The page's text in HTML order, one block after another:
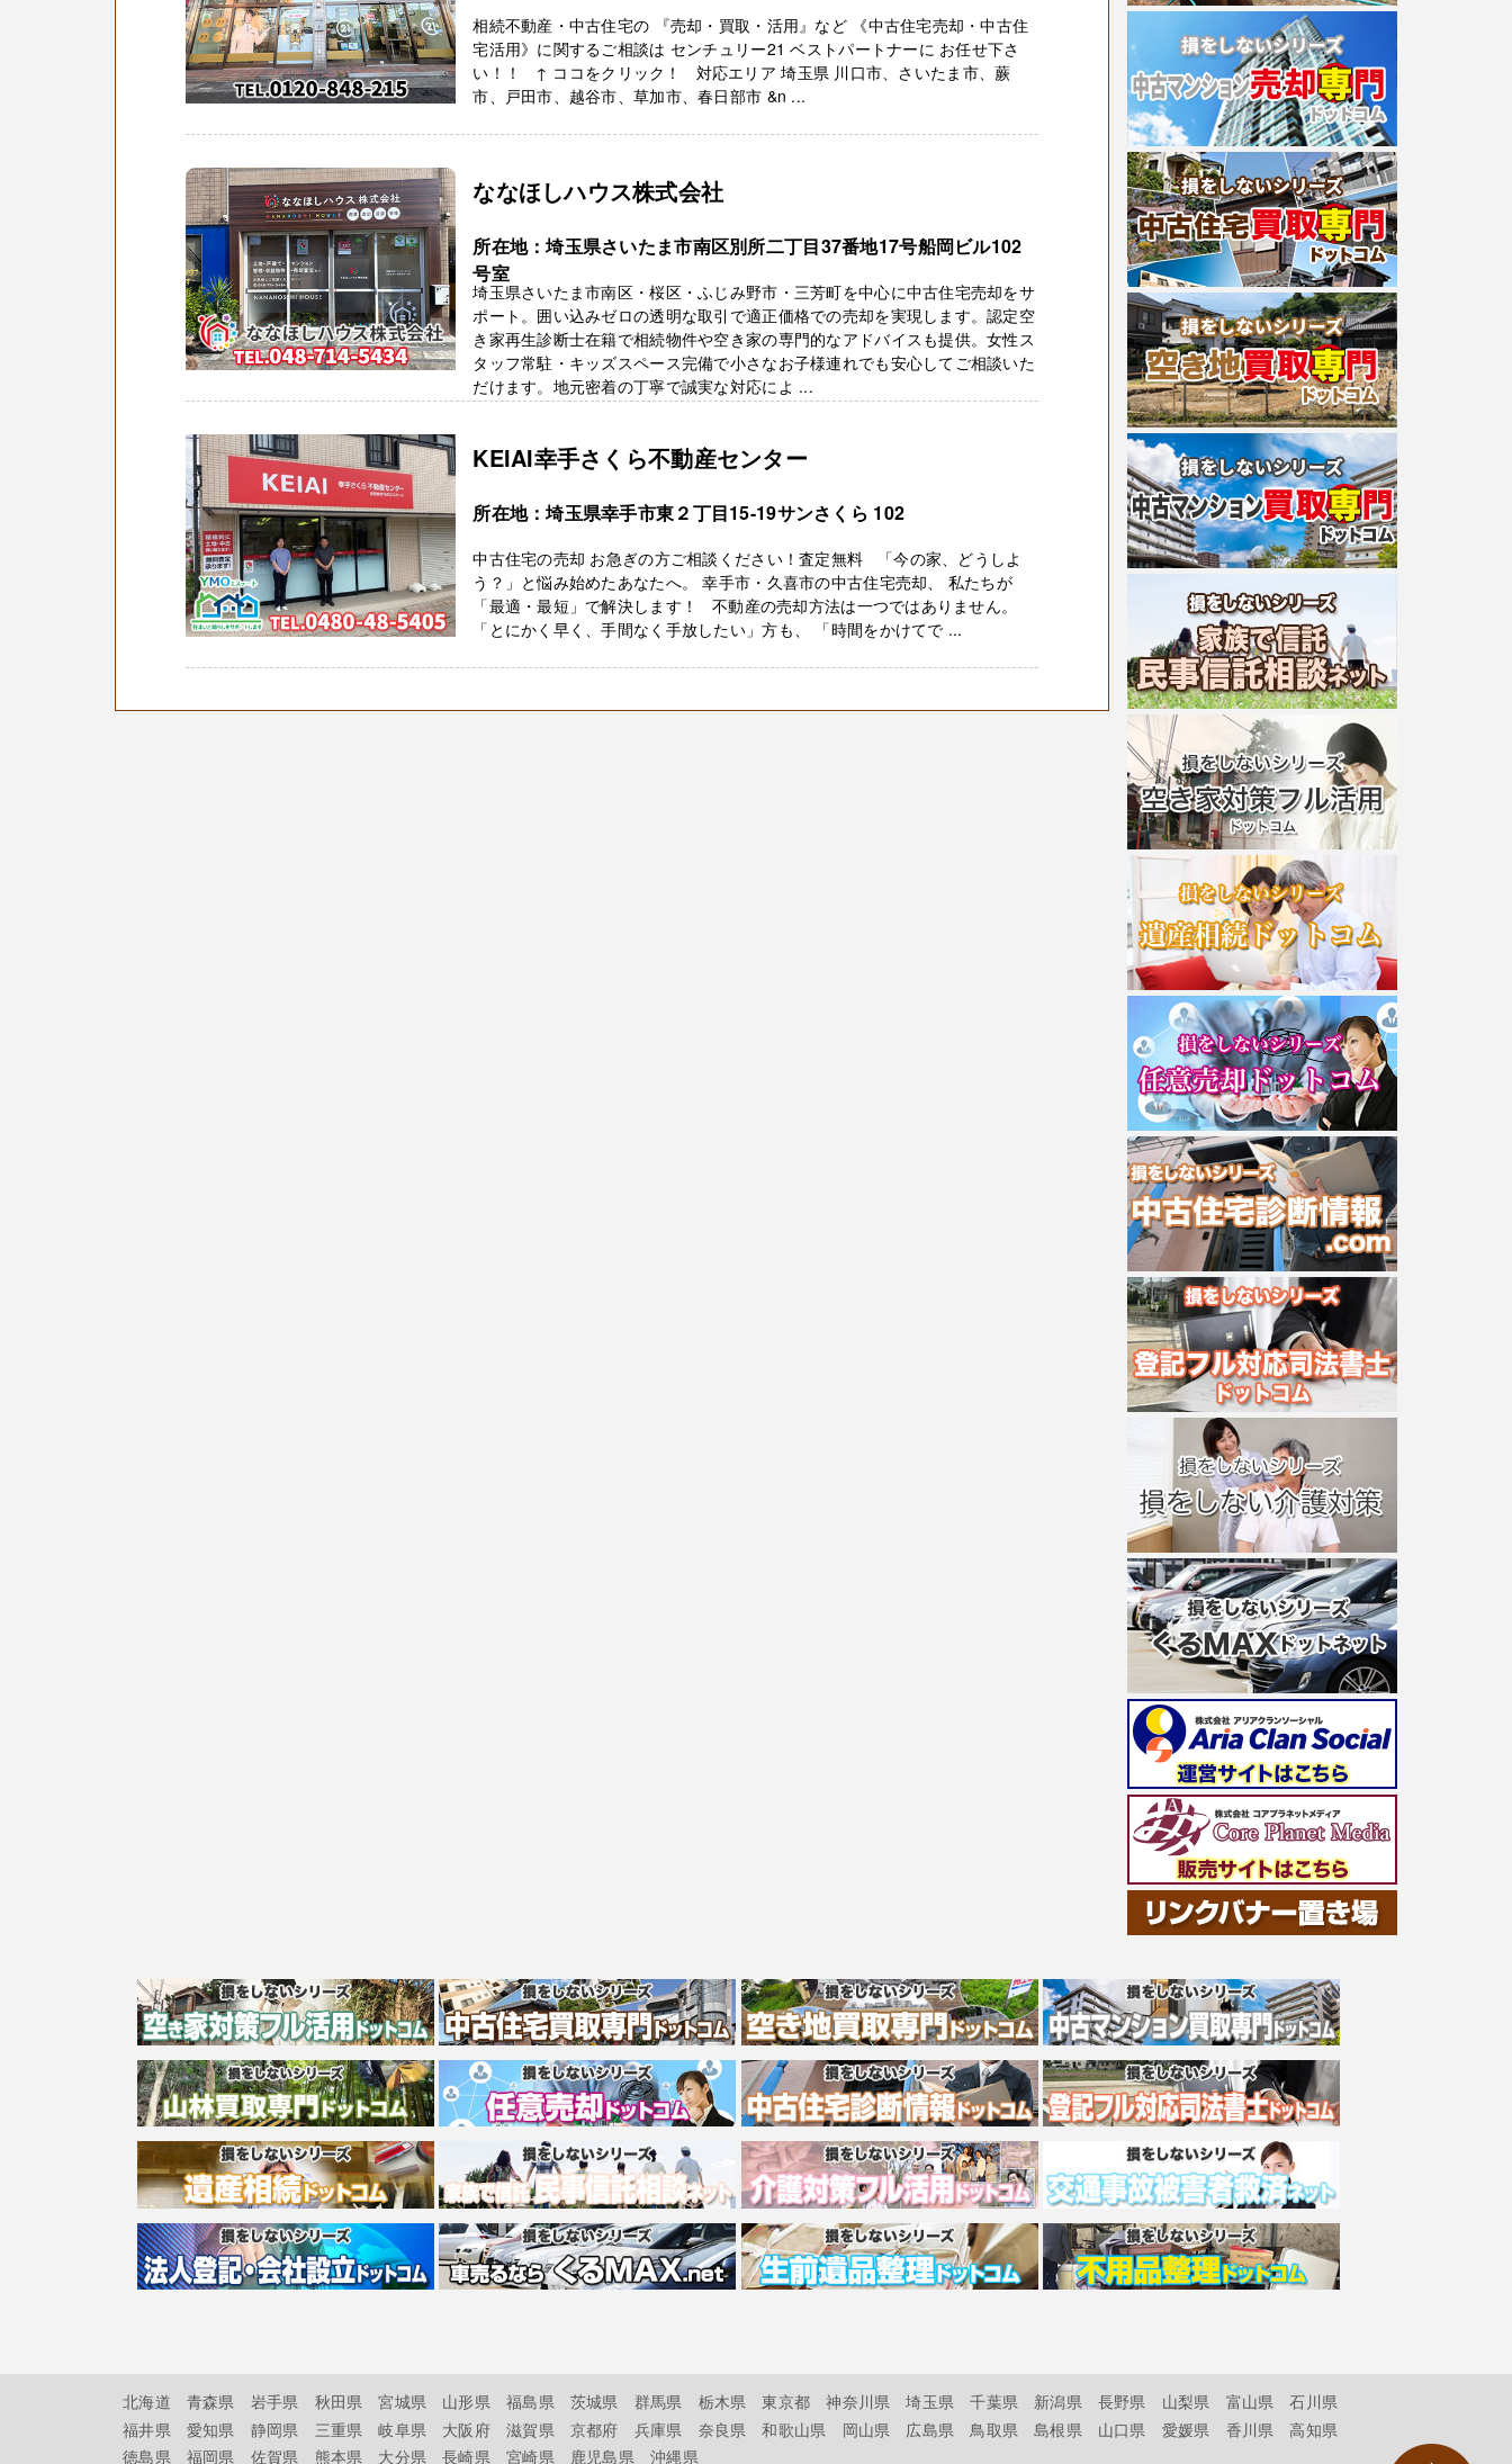
相続不動産・中古住宅の 『売却・買取・活用』など 《中古住宅売却・中古住
宅活用》に関するご相談は センチュリー21 ベストパートナーに お任せ下さ
い！！ ↑ ココをクリック！ 対応エリア 埼玉県 川口市、さいたま市、蕨
市、戸田市、越谷市、草加市、春日部市 &n ...
ななほしハウス株式会社
所在地：埼玉県さいたま市南区別所二丁目37番地17号船岡ビル102
号室
埼玉県さいたま市南区・桜区・ふじみ野市・三芳町を中心に中古住宅売却をサ
ポート。囲い込みゼロの透明な取引で適正価格での売却を実現します。認定空
き家再生診断士在籍で相続物件や空き家の専門的なアドバイスも提供。女性ス
タッフ常駐・キッズスペース完備で小さなお子様連れでも安心してご相談いた
だけます。地元密着の丁寧で誠実な対応によ ...
KEIAI幸手さくら不動産センター
所在地：埼玉県幸手市東２丁目15-19サンさくら 102
中古住宅の売却 お急ぎの方ご相談ください！査定無料 「今の家、どうしよ
う？」と悩み始めたあなたへ。 幸手市・久喜市の中古住宅売却、 私たちが
「最適・最短」で解決します！ 不動産の売却方法は一つではありません。
「とにかく早く、手間なく手放したい」方も、 「時間をかけてで ...
北海道 青森県 岩手県 秋田県 宮城県 山形県 福島県 茨城県 群馬県 栃木県 東京都 神奈川県 埼玉県 千葉県 新潟県 長野県 山梨県 富山県
石川県
福井県
愛知県 静岡県 三重県 岐阜県 大阪府 滋賀県 京都府 兵庫県 奈良県 和歌山県 岡山県 広島県 鳥取県 島根県 山口県 愛媛県 香川県
高知県
徳島県
福岡県 佐賀県 熊本県 大分県 長崎県 宮崎県 鹿児島県 沖縄県